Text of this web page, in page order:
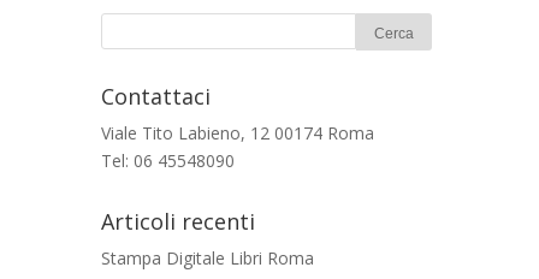
Contattaci
Viale Tito Labieno, 12 00174 Roma
Tel: 06 45548090
Articoli recenti
Stampa Digitale Libri Roma